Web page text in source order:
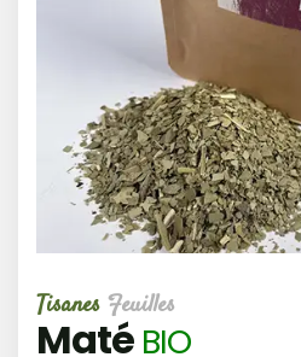
Tisanes Feuilles
Maté BIO